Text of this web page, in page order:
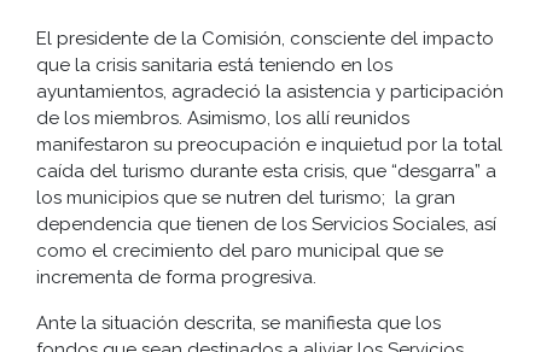
El presidente de la Comisión, consciente del impacto
que la crisis sanitaria está teniendo en los
ayuntamientos, agradeció la asistencia y participación
de los miembros. Asimismo, los allí reunidos
manifestaron su preocupación e inquietud por la total
caída del turismo durante esta crisis, que “desgarra” a
los municipios que se nutren del turismo; la gran
dependencia que tienen de los Servicios Sociales, así
como el crecimiento del paro municipal que se
incrementa de forma progresiva.
Ante la situación descrita, se manifiesta que los